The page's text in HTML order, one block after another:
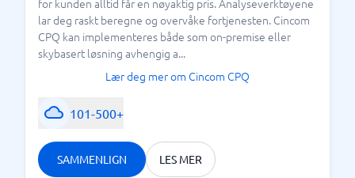
for kunden alltid får en nøyaktig pris. Analyseverktøyene
lar deg raskt beregne og overvåke fortjenesten. Cincom
CPQ kan implementeres både som on-premise eller
skybasert løsning avhengig a...
Lær deg mer om Cincom CPQ
101-500+
SAMMENLIGN LES MER